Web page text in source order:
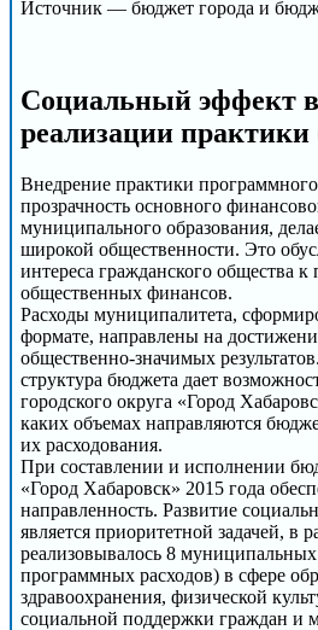
Источник — бюджет города и
Социальный эффект в
реализации практики
Внедрение практики
прозрачность основного
муниципального образования,
широкой общественности. Это
интереса гражданского общества к
общественных финансов.
Расходы муниципалитета,
формате, направлены на
общественно-значимых
структура бюджета дает
городского округа «Город
каких объемах направляются
их расходования.
При составлении и исполнении
«Город Хабаровск» 2015 года
направленность. Развитие
является приоритетной задачей, в
реализовывалось 8
программных расходов) в сфере
здравоохранения, физической
социальной поддержки граждан и